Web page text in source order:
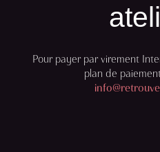
Pour payer par virement
plan de